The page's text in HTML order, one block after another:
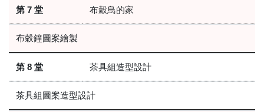
第 7 堂 布穀鳥的家
布穀鐘圖案繪製
第 8 堂 茶具組造型設計
茶具組圖案造型設計